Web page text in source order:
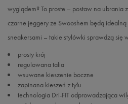
wyglądem? To proste – postaw na ubrania
czarne jeggery ze Swooshem będą
sneakersami – takie stylówki sprawdzą się
prosty krój
regulowana talia
wsuwane kieszenie boczne
zapinana kieszeń z tyłu
technologia Dri-FIT odprowadzająca